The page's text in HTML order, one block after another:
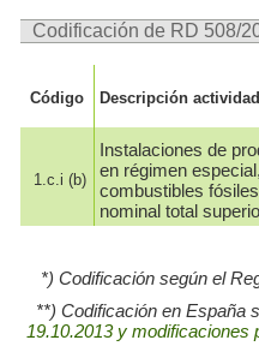
Codificación de RD 508/
Código Descripción actividad
1.c.i (b)
Instalaciones de
en régimen
combustibles
nominal total
*) Codificación según el
**) Codificación en España
19.10.2013 y modificaciones